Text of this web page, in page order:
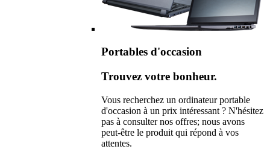
Portables d'occasion
Trouvez votre bonheur.
Vous recherchez un ordinateur portable
d'occasion à un prix intéressant ? N'hésitez
pas à consulter nos offres; nous avons
peut-être le produit qui répond à vos
attentes.